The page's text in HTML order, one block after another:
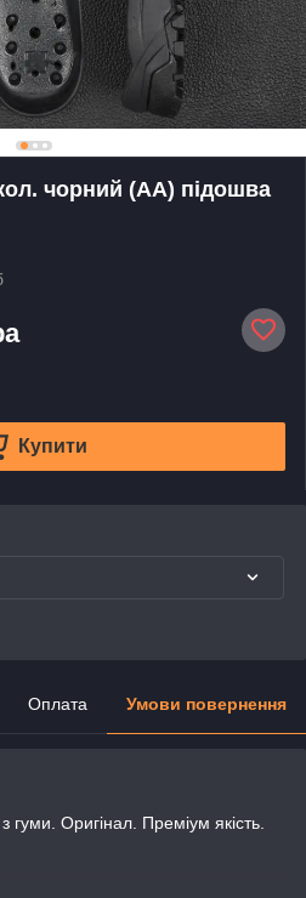
чорний (АА) підошва
Купити
Оплата Умови повернення
гуми. Оригінал. Преміум якість.